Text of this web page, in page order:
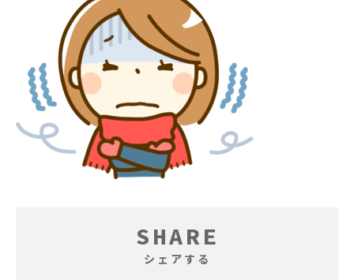
SHARE
シェアする